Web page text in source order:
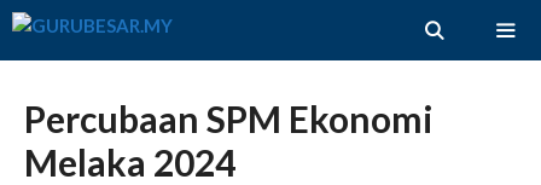
Skip
Percubaan SPM Ekonomi
Melaka 2024